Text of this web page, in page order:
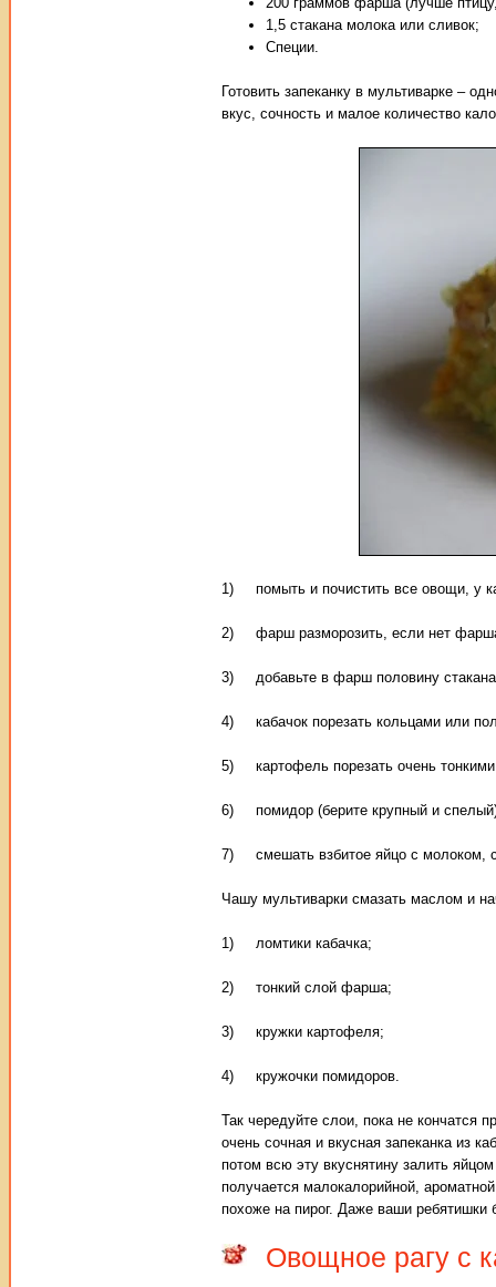
1,5 стакана молока или сливок;
Специи.
Готовить запеканку в мультиварке –
вкус, сочность и малое количество
1) помыть и почистить все овощи, у
2) фарш разморозить, если нет фарша,
3) добавьте в фарш половину
4) кабачок порезать кольцами или
5) картофель порезать очень
6) помидор (берите крупный и спелый),
7) смешать взбитое яйцо с молоком,
Чашу мультиварки смазать маслом и
1) ломтики кабачка;
2) тонкий слой фарша;
3) кружки картофеля;
4) кружочки помидоров.
Так чередуйте слои, пока не кончатся
очень сочная и вкусная запеканка из
потом всю эту вкуснятину залить
получается малокалорийной,
похоже на пирог. Даже ваши ребятишки
Овощное рагу с